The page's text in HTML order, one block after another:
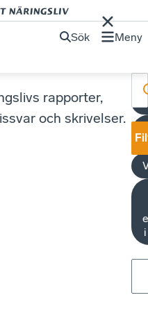
Sök Meny
rapporter,
och skrivelser.